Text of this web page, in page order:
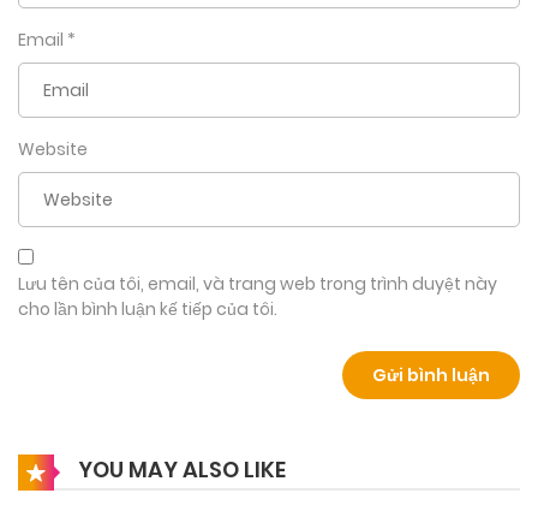
” Dù sao cũng cảm mơn chị … Nhờ có chị em mới biết cảm
giác đáp trả lại tình cảm là gì … “_ Aliyah
cười khổ lắc đầu , đó giờ thực sự thì vẫn chưa biết mùi phụ nữ
Email *
Website
Lưu tên của tôi, email, và trang web trong trình duyệt này
cho lần bình luận kế tiếp của tôi.
YOU MAY ALSO LIKE